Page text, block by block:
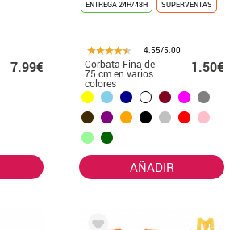
7.99€
ENTREGA 24H/48H SUPERVENTAS
4.55/5.00
Corbata Fina de
75 cm en varios
colores
1.50€
AÑADIR